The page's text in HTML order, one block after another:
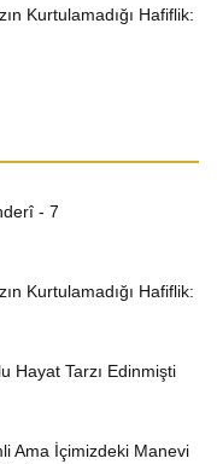
Kurtulamadığı Hafiflik:
- 7
Kurtulamadığı Hafiflik:
Hayat Tarzı Edinmişti
Ama İçimizdeki Manevi